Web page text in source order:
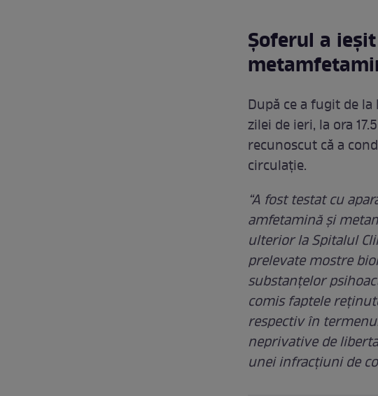
Șoferul a
După ce a fugit de la
zilei de ieri, la ora
recunoscut că a
circulaţie.
“A fost testat cu
amfetamină şi
ulterior la Spitalul
prelevate mostre
substanţelor
comis faptele
respectiv în
neprivative de
unei infracţiuni de